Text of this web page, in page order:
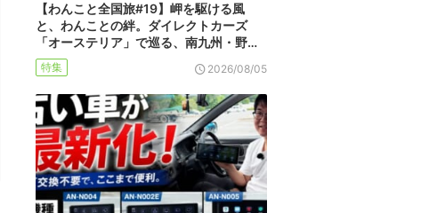
【わんこと全国旅#19】岬を駆ける風
と、わんことの絆。ダイレクトカーズ
「オーステリア」で巡る、南九州・野…
特集 2026/08/05